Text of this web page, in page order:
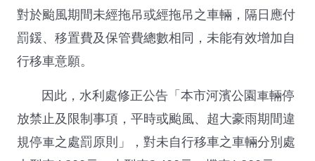
對於颱風期間未經拖吊或經拖吊之車輛，隔日應付
罰鍰、移置費及保管費總數相同，未能有效增加自
行移車意願。
因此，水利處修正公告「本市河濱公園車輛停
放禁止及限制事項，平時或颱風、超大豪雨期間違
規停車之處罰原則」，對未自行移車之車輛分別處